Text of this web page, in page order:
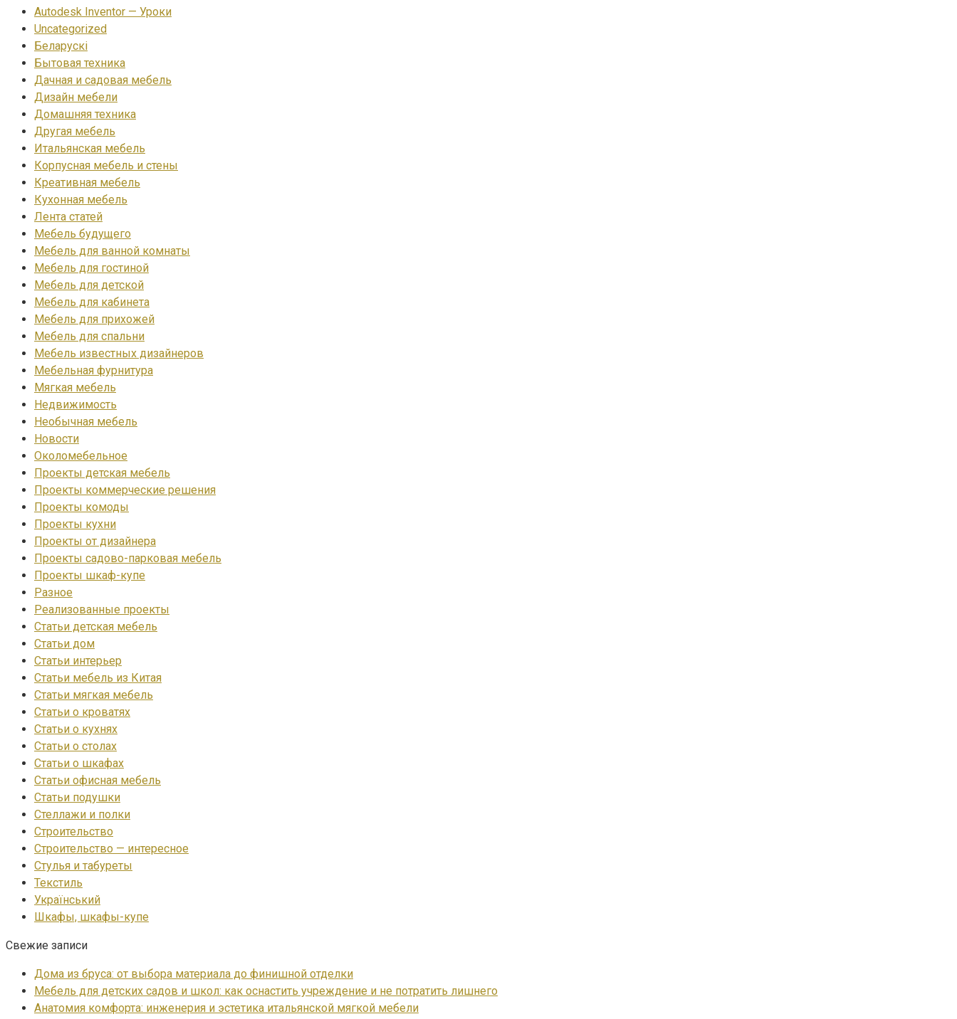
Autodesk Inventor — Уроки
Uncategorized
Беларускі
Бытовая техника
Дачная и садовая мебель
Дизайн мебели
Домашняя техника
Другая мебель
Итальянская мебель
Корпусная мебель и стены
Креативная мебель
Кухонная мебель
Лента статей
Мебель будущего
Мебель для ванной комнаты
Мебель для гостиной
Мебель для детской
Мебель для кабинета
Мебель для прихожей
Мебель для спальни
Мебель известных дизайнеров
Мебельная фурнитура
Мягкая мебель
Недвижимость
Необычная мебель
Новости
Околомебельное
Проекты детская мебель
Проекты коммерческие решения
Проекты комоды
Проекты кухни
Проекты от дизайнера
Проекты садово-парковая мебель
Проекты шкаф-купе
Разное
Реализованные проекты
Статьи детская мебель
Статьи дом
Статьи интерьер
Статьи мебель из Китая
Статьи мягкая мебель
Статьи о кроватях
Статьи о кухнях
Статьи о столах
Статьи о шкафах
Статьи офисная мебель
Статьи подушки
Стеллажи и полки
Строительство
Строительство — интересное
Стулья и табуреты
Текстиль
Український
Шкафы, шкафы-купе
Свежие записи
Дома из бруса: от выбора материала до финишной отделки
Мебель для детских садов и школ: как оснастить учреждение и не потратить лишнего
Анатомия комфорта: инженерия и эстетика итальянской мягкой мебели